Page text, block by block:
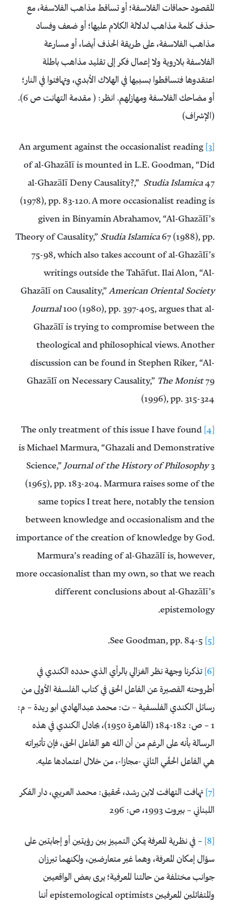
المقصود حماقات الفلاسفة؛ أو تساقط مذاهب الفلاسفة، مع
حذف كلمة مذاهب لدلالة الكلام عليها؛ أو ضعف وفساد
مذاهب الفلاسفة، على طريقة الحذف أيضا، أو مسارعة
الفلاسفة بلاروية ولا إعمال فكر إلى تقليد مذاهب باطلة
اعتقدوها فتساقطوا بسببها في الهلاك الأبدي، وتهافتوا في النار؛
أو مضاحك الفلاسفة ومهازلهم. انظر: ( مقدمة التهانت ص 6).
(الإشراف)
[3]
An argument against the occasionalist reading
of al-Ghazālī is mounted in L.E. Goodman, “Did
al-Ghazālī Deny Causality?,” Studia Islamica47
(1978), pp. 83-120. A more occasionalist reading is
given in Binyamin Abrahamov, “Al-Ghazālī’s
Theory of Causality,” Studia Islamica67 (1988), pp.
75-98, which also takes account of al-Ghazālī’s
writings outside the Tahāfut. Ilai Alon, “Al-
Ghazālī on Causality,”American Oriental Society
Journal100 (1980), pp. 397-405, argues that al-
Ghazālī is trying to compromise between the
theological and philosophical views. Another
discussion can be found in Stephen Riker, “Al-
Ghazālī on Necessary Causality,” The Monist79
(1996), pp. 315-324
[4]
The only treatment of this issue I have found
is Michael Marmura, “Ghazali and Demonstrative
Science,”Journal of the History of Philosophy3
(1965), pp. 183-204. Marmura raises some of the
same topics I treat here, notably the tension
between knowledge and occasionalism and the
importance of the creation of knowledge by God.
Marmura’s reading of al-Ghazālī is, however,
more occasionalist than my own, so that we reach
different conclusions about al-Ghazālī’s
epistemology.
[5]
[6]
تذكرنا وجهة نظر الغزالي بالرأي الذي حدده الكندي في
أطروحته القصيرة عن الفاعل الحق في كتاب الفلسفة الأولى من
رسائل الكندي الفلسفية – ت: محمد عبدالهادي ابو ريدة – م:
1 – ص: 182-184 (القاهرة 1950)، يجادل الكندي في هذه
الرسالة بأنه على الرغم من أن الله هو الفاعل الحق، فإن تأثيراته
هي الفاعل الحقّي الثاني -مجازا-، من خلال اعتمادها عليه.
[7]
تهافت التهافت لابن رشد، تحقيق: محمد العريبي، دار الفكر
اللبناني – بيروت 1993، ص: 296
[8]
– في نظرية المعرفة يمكن التمييز بين رؤيتين أو إجابتين على
سؤال إمكان المعرفة، وهما غير متعارضين، ولكنهما تبرزان
جوانب مختلفة من حالتنا المعرفية؛ يرى بعض الواقعيين
والمتفائلين المعرفيين epistemological optimists أننا